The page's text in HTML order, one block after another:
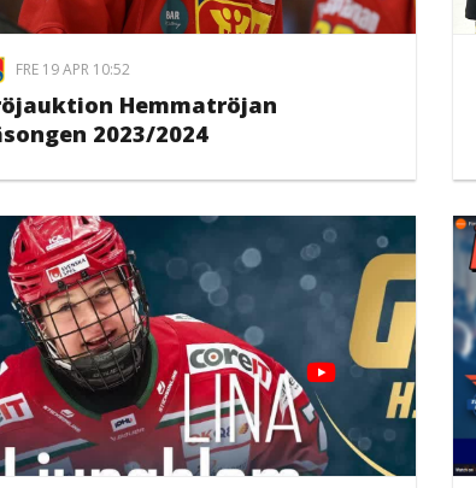
FRE 19 APR 10:52
Hemmatröjan
2023/2024